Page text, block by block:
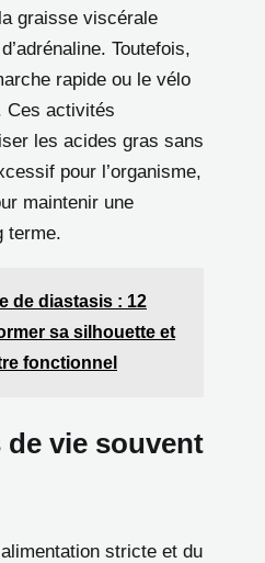
graisse viscérale
Toutefois,
rapide ou le vélo
Ces activités
les acides gras sans
pour l’organisme,
maintenir une
terme.
de diastasis : 12
sa silhouette et
fonctionnel
de vie souvent
stricte et du